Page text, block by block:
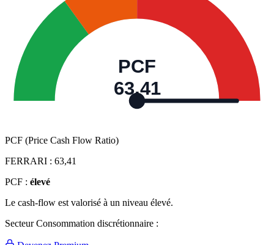
PCF
63,41
PCF (Price Cash Flow Ratio)
FERRARI : 63,41
PCF : élevé
Le cash-flow est valorisé à un niveau élevé.
Secteur Consommation discrétionnaire :